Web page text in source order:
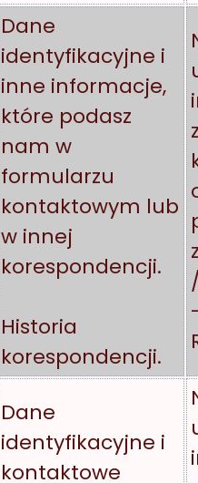
Dane
identyfikacyjne i
inne informacje,
które podasz
nam w
formularzu
kontaktowym lub
w innej
korespondencji.
Historia
korespondencji.
Dane
identyfikacyjne i
kontaktowe